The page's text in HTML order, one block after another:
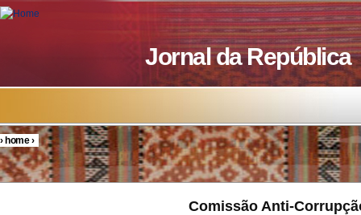
Skip to main content
Jornal da República
You are here
›home›
Comissão Anti-